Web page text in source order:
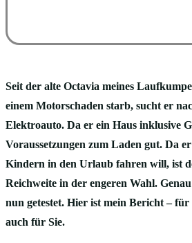
Seit der alte Octavia meines
einem Motorschaden starb, sucht er
Elektroauto. Da er ein Haus inklusive
Voraussetzungen zum Laden gut. Da
Kindern in den Urlaub fahren will, ist
Reichweite in der engeren Wahl.
nun getestet. Hier ist mein Bericht –
auch für Sie.